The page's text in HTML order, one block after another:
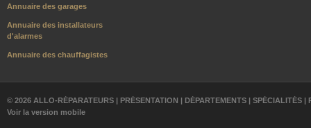
Annuaire des garages
Annuaire des installateurs
d'alarmes
Annuaire des chauffagistes
© 2026 ALLO-RÉPARATEURS | PRÉSENTATION | DÉPARTEMENTS | SPÉCIALITÉS |
Voir la version mobile